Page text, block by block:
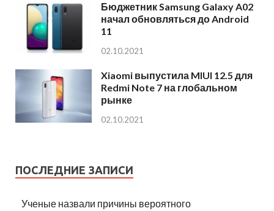
Бюджетник Samsung Galaxy A02
начал обновляться до Android
11
02.10.2021
Xiaomi выпустила MIUI 12.5 для
Redmi Note 7 на глобальном
рынке
02.10.2021
ПОСЛЕДНИЕ ЗАПИСИ
Ученые назвали причины вероятного